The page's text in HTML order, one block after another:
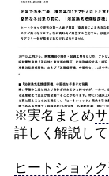
※実名まとめ
詳しく解説して
ヒートショック